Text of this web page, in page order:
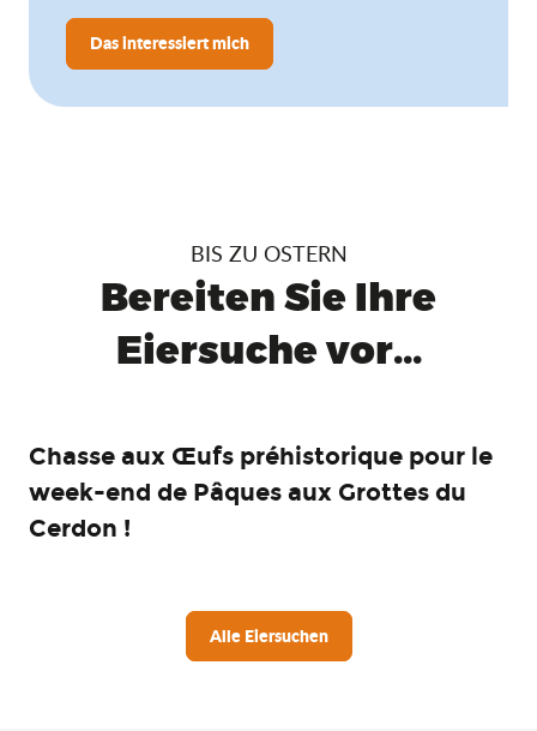
Das interessiert mich
BIS ZU OSTERN
Bereiten Sie Ihre
Eiersuche vor...
Chasse aux Œufs préhistorique pour le
week-end de Pâques aux Grottes du
Cerdon !
Alle Eiersuchen